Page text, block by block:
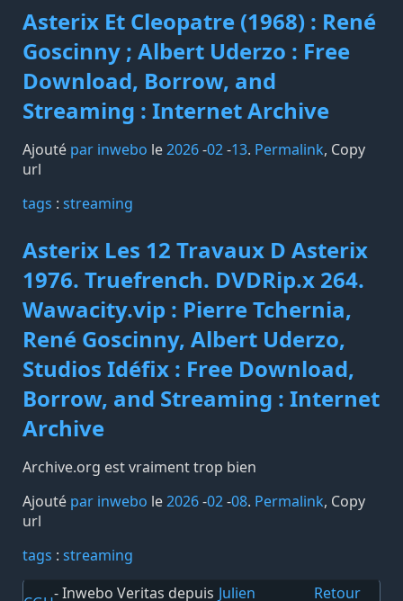
Asterix Et Cleopatre (1968) : René
Goscinny ; Albert Uderzo : Free
Download, Borrow, and
Streaming : Internet Archive
Ajouté par inwebo le2026-02-13. Permalink, Copy
url
tags️ : streaming
Asterix Les 12 Travaux D Asterix
1976. Truefrench. DVDRip.x 264.
Wawacity.vip : Pierre Tchernia,
René Goscinny, Albert Uderzo,
Studios Idéfix : Free Download,
Borrow, and Streaming : Internet
Archive
Archive.org est vraiment trop bien
Ajouté par inwebo le2026-02-08. Permalink, Copy
url
tags️ : streaming
- Inwebo Veritas depuis Julien Retour